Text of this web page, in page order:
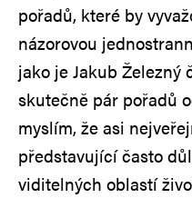
pořadů, které by
názorovou
jako je Jakub Železný
skutečně pár pořadů
myslím, že asi
představující často
viditelných oblastí